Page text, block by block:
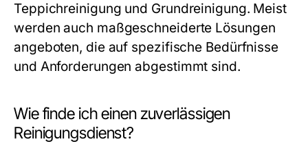
Teppichreinigung und Grundreinigung. Meist
werden auch maßgeschneiderte Lösungen
angeboten, die auf spezifische Bedürfnisse
und Anforderungen abgestimmt sind.
Wie finde ich einen zuverlässigen
Reinigungsdienst?